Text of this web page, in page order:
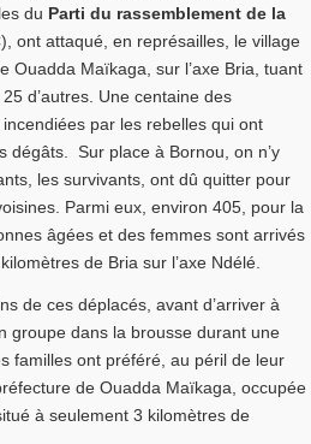
du Parti du rassemblement de la
ont attaqué, en représailles, le village
Ouadda Maïkaga, sur l’axe Bria, tuant
d’autres. Une centaine des
par les rebelles qui ont
dégâts. Sur place à Bornou, on n’y
les survivants, ont dû quitter pour
Parmi eux, environ 405, pour la
âgées et des femmes sont arrivés
de Bria sur l’axe Ndélé.
de ces déplacés, avant d’arriver à
groupe dans la brousse durant une
familles ont préféré, au péril de leur
de Ouadda Maïkaga, occupée
à seulement 3 kilomètres de